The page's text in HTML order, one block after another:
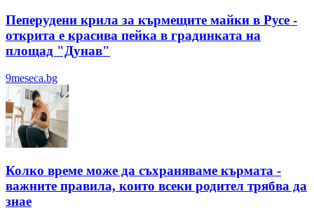
Пеперудени крила за кърмещите майки в Русе -
открита е красива пейка в градинката на
площад "Дунав"
9meseca.bg
Колко време може да съхраняваме кърмата -
важните правила, които всеки родител трябва да
знае